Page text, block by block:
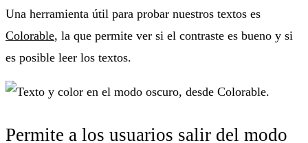
Una herramienta útil para probar nuestros textos es
Colorable, la que permite ver si el contraste es bueno y si
es posible leer los textos.
Permite a los usuarios salir del modo